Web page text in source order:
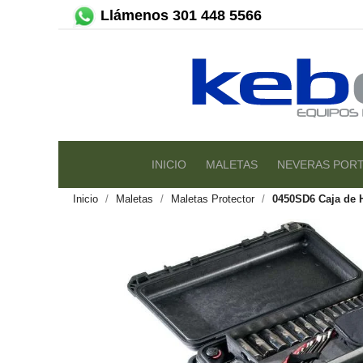
Llámenos 301 448 5566
INICIO MALETAS NEVERAS
Inicio Maletas Maletas Protector 0450SD6 Caja de